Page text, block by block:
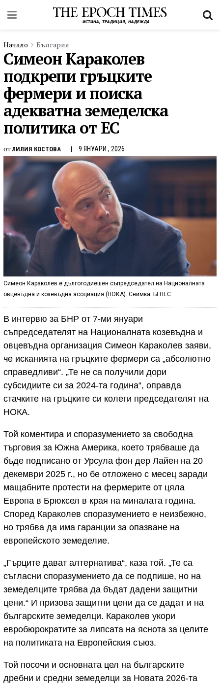
Начало България
Симеон Караколев
подкрепи гръцките
фермери и поиска
адекватна земеделска
политика от ЕС
отЛИЛИЯ КОСТОВА 9 ЯНУАРИ , 2026
Симеон Караколев е дългогодиешен съпредседател на Националната
овцевъдна и козевъдна асоциация (НОКА). Снимка: БГНЕС
В интервю за БНР от 7-ми януари
съпредседателят на Националната козевъдна и
овцевъдна организация Симеон Караколев заяви,
че исканията на гръцките фермери са „абсолютно
справедливи“. „Те не са получили дори
субсидиите си за 2024-та година“, оправда
стачките на гръцките си колеги председателят на
НОКА.
Той коментира и споразумението за свободна
търговия за Южна Америка, което трябваше да
бъде подписано от Урсула фон дер Лайен на 20
декември 2025 г., но бе отложено с месец заради
мащабните протести на фермерите от цяла
Европа в Брюксел в края на миналата година.
Според Караколев споразумението е неизбежно,
но трябва да има гаранции за опазване на
европейското земеделие.
„Гърците дават алтернатива“, каза той. „Те са
съгласни споразумението да се подпише, но на
земеделците трябва да бъдат дадени защитни
цени.“ И призова защитни цени да се дадат и на
българските земеделци. Караколев укори
евробюрократите за липсата на яснота за целите
на политиката на Европейския съюз.
Той посочи и основната цел на българските
дребни и средни земеделци за Новата 2026-та